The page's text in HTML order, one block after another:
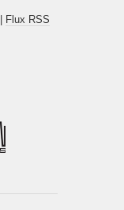
Flux RSS